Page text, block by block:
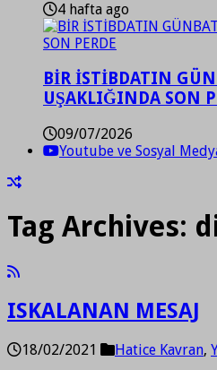
4 hafta ago
BİR İSTİBDATIN
UŞAKLIĞINDA SON
09/07/2026
Youtube ve Sosyal
Tag Archives:
ISKALANAN MESAJ
18/02/2021 Hatice Kavran,